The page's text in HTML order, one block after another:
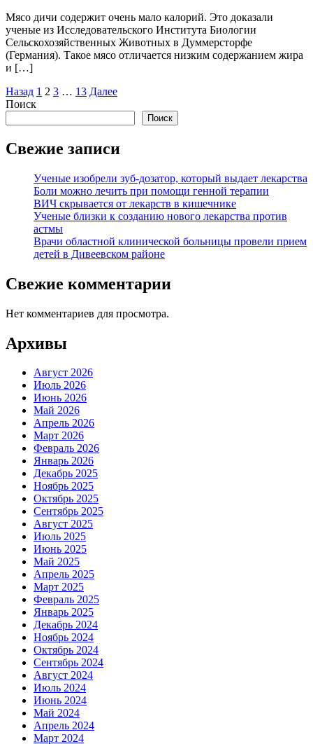
Мясо дичи содержит очень мало калорий. Это доказали
ученые из Исследовательского Института Биологии
Сельскохозяйственных Животных в Думмерсторфе
(Германия). Такое мясо отличается низким содержанием жира
и […]
Пагинация
записей
Назад 1 2 3 … 13 Далее
Поиск
Поиск
Свежие записи
Ученые изобрели зуб-дозатор, который выдает лекарства
Боли можно лечить при помощи генной терапии
ВИЧ скрывается от лекарств в кишечнике
Ученые близки к созданию нового лекарства против
астмы
Врачи областной клинической больницы провели прием
детей в Дивеевском районе
Свежие комментарии
Нет комментариев для просмотра.
Архивы
Август 2026
Июль 2026
Июнь 2026
Май 2026
Апрель 2026
Март 2026
Февраль 2026
Январь 2026
Декабрь 2025
Ноябрь 2025
Октябрь 2025
Сентябрь 2025
Август 2025
Июль 2025
Июнь 2025
Май 2025
Апрель 2025
Март 2025
Февраль 2025
Январь 2025
Декабрь 2024
Ноябрь 2024
Октябрь 2024
Сентябрь 2024
Август 2024
Июль 2024
Июнь 2024
Май 2024
Апрель 2024
Март 2024